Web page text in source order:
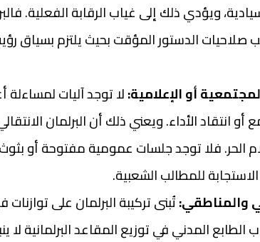
ويؤدي ذلك إلى غياب الرقابة الفعلية.
الدستور المؤقت بحيث يلتزم بسياق
أو الإعلامية:لا توجد آليات
انتقاد الأداء. ويعني ذلك أن البرلمان
الحر. فلا توجد جلسات عمومية مفتوحة أو
للمطالب الشعبية.
والمناطقي:تُبنى تركيبة البرلمان على
المدني في توزيع المقاعد البرلمانية لا